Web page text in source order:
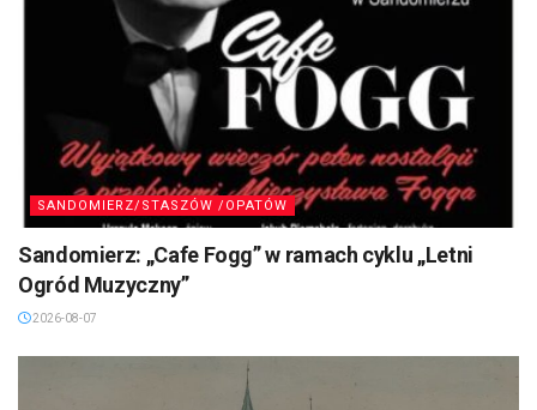
SANDOMIERZ/STASZÓW /OPATÓW
Sandomierz: „Cafe Fogg” w ramach cyklu „Letni
Ogród Muzyczny”
2026-08-07